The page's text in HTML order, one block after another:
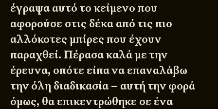
έγραψα αυτό το κείμενο που
αφορούσε στις δέκα από τις πιο
αλλόκοτες μπίρες που έχουν
παραχθεί. Πέρασα καλά με την
έρευνα, οπότε είπα να επαναλάβω
την όλη διαδικασία – αυτή την φορά
όμως, θα επικεντρώθηκε σε ένα